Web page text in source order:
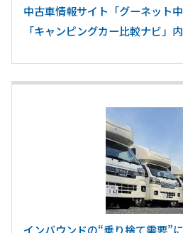
中古車情報サイト「グーネット
「キャンピングカー比較ナビ」
インバウンドの“乗り捨て需要”